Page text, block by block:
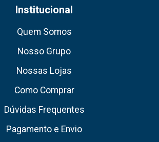
Institucional
Quem Somos
Nosso Grupo
Nossas Lojas
Como Comprar
Dúvidas Frequentes
Pagamento e Envio